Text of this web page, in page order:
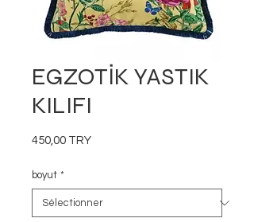
EGZOTİK YASTIK
KILIFI
450,00 TRYPrix
boyut *